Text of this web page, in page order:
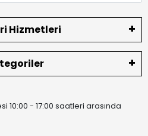
Hizmetleri
10:00 - 17:00 saatleri arasında